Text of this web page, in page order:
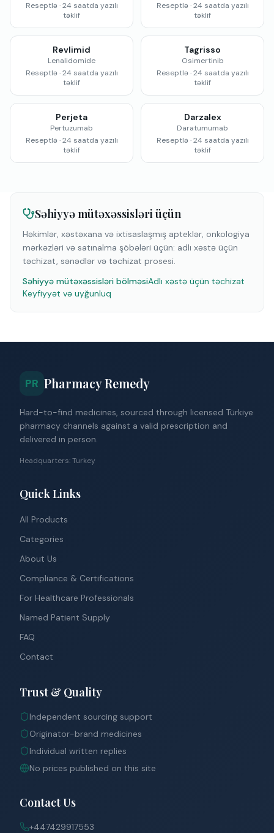
Reseptlə · 24 saatda yazılı
təklif
Reseptlə · 24 saatda yazılı
təklif
Revlimid
Lenalidomide
Reseptlə · 24 saatda yazılı
təklif
Tagrisso
Osimertinib
Reseptlə · 24 saatda yazılı
təklif
Perjeta
Pertuzumab
Reseptlə · 24 saatda yazılı
təklif
Darzalex
Daratumumab
Reseptlə · 24 saatda yazılı
təklif
Səhiyyə mütəxəssisləri üçün
Həkimlər, xəstəxana və ixtisaslaşmış apteklər, onkologiya
mərkəzləri və satınalma şöbələri üçün: adlı xəstə üçün
təchizat, sənədlər və təchizat prosesi.
Səhiyyə mütəxəssisləri bölməsiAdlı xəstə üçün təchizat
Keyfiyyət və uyğunluq
PR Pharmacy Remedy
Hard-to-find medicines, sourced through licensed Türkiye
pharmacy channels against a valid prescription and
delivered in person.
Headquarters: Turkey
Quick Links
All Products
Categories
About Us
Compliance & Certifications
For Healthcare Professionals
Named Patient Supply
FAQ
Contact
Trust & Quality
Independent sourcing support
Originator-brand medicines
Individual written replies
No prices published on this site
Contact Us
+447429917553